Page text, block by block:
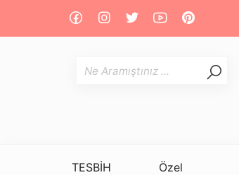
TESBİH
Özel